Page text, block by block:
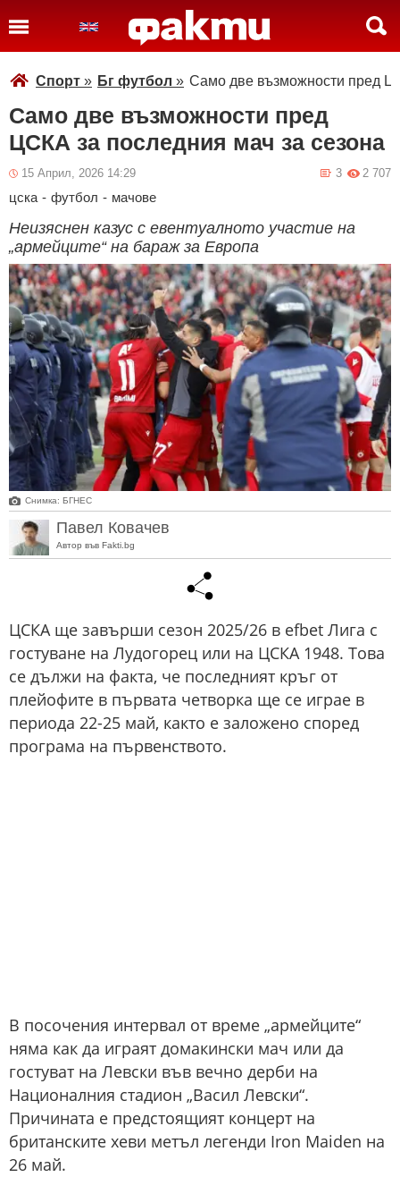
Спорт » Бг футбол » Само две възможности пред
Само две възможности пред
ЦСКА за последния мач за сезона
15 Април, 2026 14:29 2 707
3
цска - футбол - мачове
Неизяснен казус с евентуалното участие на
„армейците“ на бараж за Европа
Снимка: БГНЕС
Павел Ковачев
Автор във Fakti.bg
ЦСКА ще завърши сезон 2025/26 в efbet Лига с
гостуване на Лудогорец или на ЦСКА 1948. Това
се дължи на факта, че последният кръг от
плейофите в първата четворка ще се играе в
периода 22-25 май, както е заложено според
програма на първенството.
В посочения интервал от време „армейците“
няма как да играят домакински мач или да
гостуват на Левски във вечно дерби на
Националния стадион „Васил Левски“.
Причината е предстоящият концерт на
британските хеви метъл легенди Iron Maiden на
26 май.